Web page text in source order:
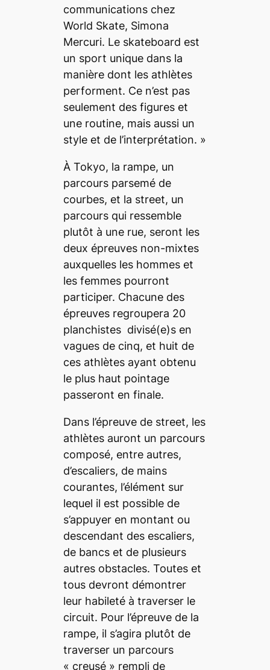
communications chez
World Skate, Simona
Mercuri. Le skateboard est
un sport unique dans la
manière dont les athlètes
performent. Ce n’est pas
seulement des figures et
une routine, mais aussi un
style et de l’interprétation. »
À Tokyo, la rampe, un
parcours parsemé de
courbes, et la street, un
parcours qui ressemble
plutôt à une rue, seront les
deux épreuves non-mixtes
auxquelles les hommes et
les femmes pourront
participer. Chacune des
épreuves regroupera 20
planchistes divisé(e)s en
vagues de cinq, et huit de
ces athlètes ayant obtenu
le plus haut pointage
passeront en finale.
Dans l’épreuve de street, les
athlètes auront un parcours
composé, entre autres,
d’escaliers, de mains
courantes, l’élément sur
lequel il est possible de
s’appuyer en montant ou
descendant des escaliers,
de bancs et de plusieurs
autres obstacles. Toutes et
tous devront démontrer
leur habileté à traverser le
circuit. Pour l’épreuve de la
rampe, il s’agira plutôt de
traverser un parcours
« creusé » rempli de